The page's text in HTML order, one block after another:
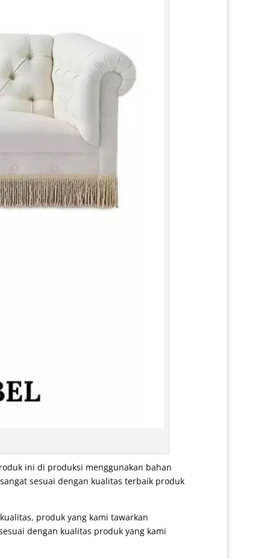
ini di produksi menggunakan bahan
sesuai dengan kualitas terbaik produk
produk yang kami tawarkan
dengan kualitas produk yang kami